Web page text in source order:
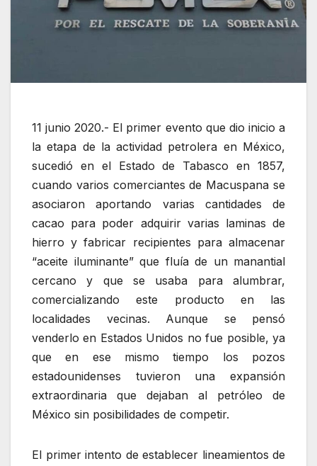
11 junio 2020.- El primer evento que dio inicio a
la etapa de la actividad petrolera en México,
sucedió en el Estado de Tabasco en 1857,
cuando varios comerciantes de Macuspana se
asociaron aportando varias cantidades de
cacao para poder adquirir varias laminas de
hierro y fabricar recipientes para almacenar
“aceite iluminante” que fluía de un manantial
cercano y que se usaba para alumbrar,
comercializando este producto en las
localidades vecinas. Aunque se pensó
venderlo en Estados Unidos no fue posible, ya
que en ese mismo tiempo los pozos
estadounidenses tuvieron una expansión
extraordinaria que dejaban al petróleo de
México sin posibilidades de competir.
El primer intento de establecer lineamientos de